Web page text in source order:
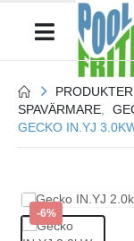
PRODUKTER
SPAVÄRMARE
GECKO IN.YJ
-6%